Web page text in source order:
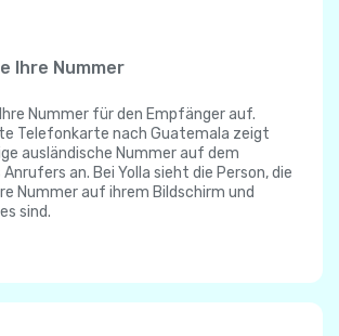
Ihre Nummer
Nummer für den Empfänger auf.
Telefonkarte nach Guatemala zeigt
ausländische Nummer auf dem
an. Bei Yolla sieht die Person, die
Nummer auf ihrem Bildschirm und
sind.